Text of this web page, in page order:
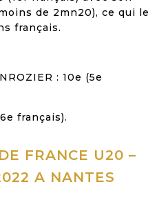
de 2mn20), ce qui le
français.
: 10e (5e
français).
FRANCE U20 –
A NANTES